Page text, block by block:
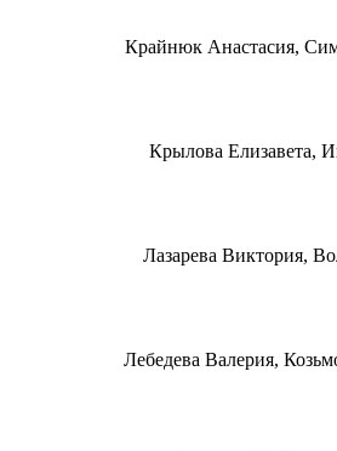
Крайнюк Анастасия,
Крылова Елизавета,
Лазарева Виктория,
Лебедева Валерия,